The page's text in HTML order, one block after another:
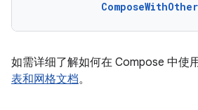
如需详细了解如何在 Compose 中使
表和网格文档。